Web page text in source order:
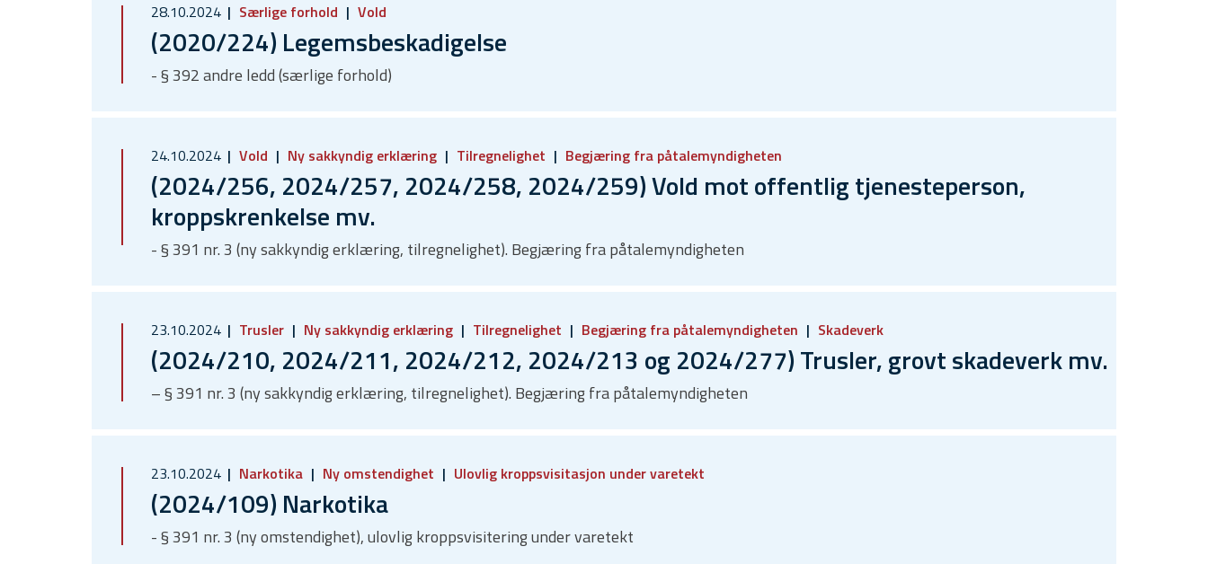
28.10.2024 Særlige forhold Vold
(2020/224) Legemsbeskadigelse
- § 392 andre ledd (særlige forhold)
24.10.2024 Vold Ny sakkyndig erklæring Tilregnelighet Begjæring fra påtalemyndigheten
(2024/256, 2024/257, 2024/258, 2024/259) Vold mot offentlig tjenesteperson,
kroppskrenkelse mv.
- § 391 nr. 3 (ny sakkyndig erklæring, tilregnelighet). Begjæring fra påtalemyndigheten
23.10.2024 Trusler Ny sakkyndig erklæring Tilregnelighet Begjæring fra påtalemyndigheten Skadeverk
(2024/210, 2024/211, 2024/212, 2024/213 og 2024/277) Trusler, grovt skadeverk mv.
– § 391 nr. 3 (ny sakkyndig erklæring, tilregnelighet). Begjæring fra påtalemyndigheten
23.10.2024 Narkotika Ny omstendighet Ulovlig kroppsvisitasjon under varetekt
(2024/109) Narkotika
- § 391 nr. 3 (ny omstendighet), ulovlig kroppsvisitering under varetekt